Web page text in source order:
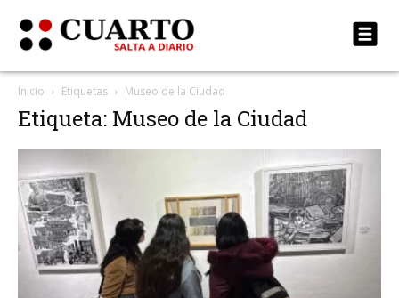
Inicio Etiquetas Museo de la Ciudad
Etiqueta: Museo de la Ciudad